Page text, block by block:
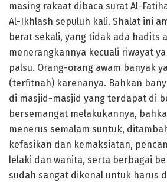
masing rakaat dibaca surat Al-
Al-Ikhlash sepuluh kali. Shalat ini
berat sekali, yang tidak ada hadits
menerangkannya kecuali riwayat
palsu. Orang-orang awam banyak
(terfitnah) karenanya. Bahkan
di masjid-masjid yang terdapat di
bersemangat melakukannya,
menerus semalam suntuk,
kefasikan dan kemaksiatan,
lelaki dan wanita, serta berbagai
sudah sangat dikenal untuk harus